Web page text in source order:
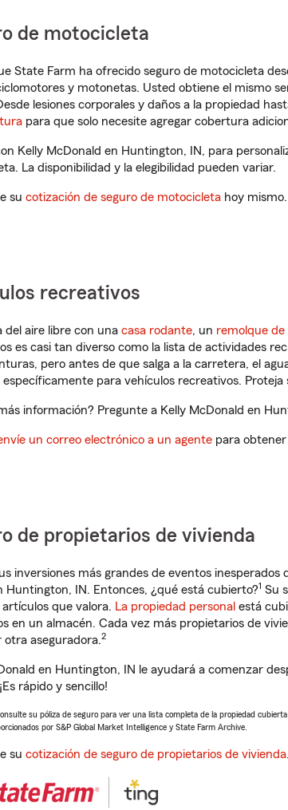
de motocicleta
State Farm ha ofrecido seguro de motocicleta
y motonetas. Usted obtiene el mismo
lesiones corporales y daños a la propiedad
para que solo necesite agregar cobertura
Kelly McDonald en Huntington, IN, para
La disponibilidad y la elegibilidad pueden variar.
su cotización de seguro de motocicleta hoy mismo.
recreativos
del aire libre con una casa rodante, un remolque
es casi tan diverso como la lista de actividades
pero antes de que salga a la carretera, el
específicamente para vehículos recreativos.
información? Pregunte a Kelly McDonald en
un correo electrónico a un agente para
de propietarios de vivienda
inversiones más grandes de eventos inesperados
Huntington, IN. Entonces, ¿qué está cubierto?1 Su
que valora. La propiedad personal está
en un almacén. Cada vez más propietarios de
otra aseguradora.2
en Huntington, IN le ayudará a comenzar
rápido y sencillo!
su póliza de seguro para ver una lista completa de la propiedad
por S&P Global Market Intelligence y State Farm Archive.
su cotización de seguro de propietarios de vivienda